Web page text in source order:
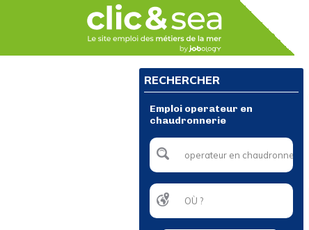
RECHERCHER
Emploi operateur en
chaudronnerie